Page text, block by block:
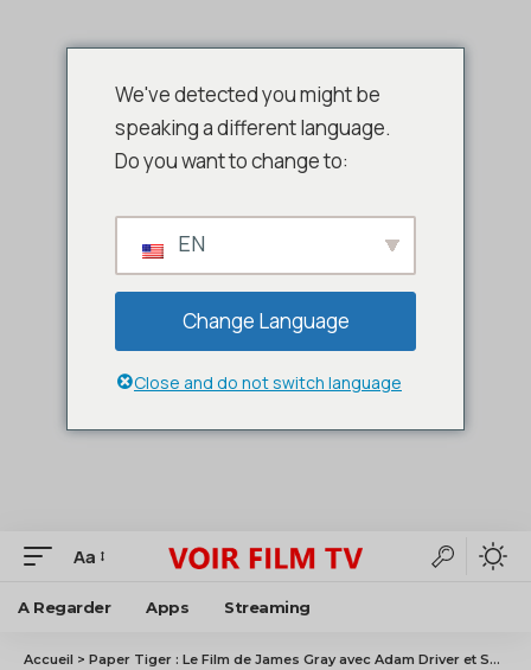
Aa
A Regarder Apps Streaming
Accueil > Paper Tiger : Le Film de James Gray avec Adam Driver et Scarlett Johansson qui Enflamme Cannes
We've detected you might be
speaking a different language.
Do you want to change to:
EN
Change Language
Close and do not switch language